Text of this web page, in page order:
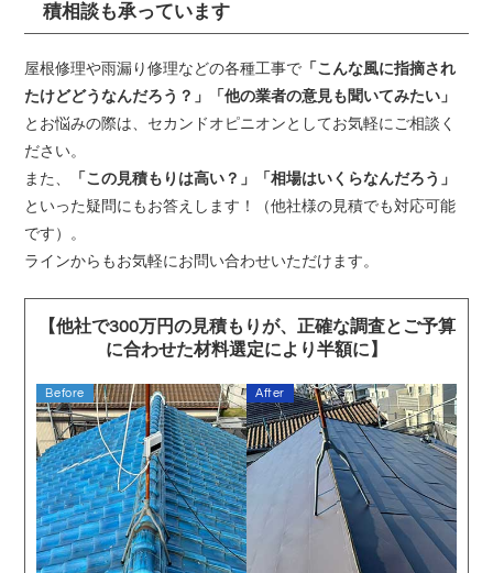
積相談も承っています
屋根修理や雨漏り修理などの各種工事で 「こんな風に指摘され
たけどどうなんだろう？」「他の業者の意見も聞いてみたい」
とお悩みの際は、セカンドオピニオンとしてお気軽にご相談く
ださい。
また、
「この見積もりは高い？」「相場はいくらなんだろう」
といった疑問にもお答えします！（他社様の見積でも対応可能
です）。
ラインからもお気軽にお問い合わせいただけます。
【他社で300万円の見積もりが、正確な調査とご予算
に合わせた材料選定により半額に】
Before After